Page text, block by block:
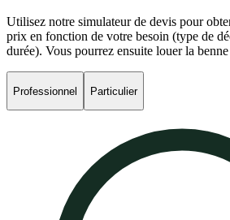
Utilisez notre simulateur de devis pour
prix en fonction de votre besoin (type de
durée). Vous pourrez ensuite louer la
Professionnel Particulier